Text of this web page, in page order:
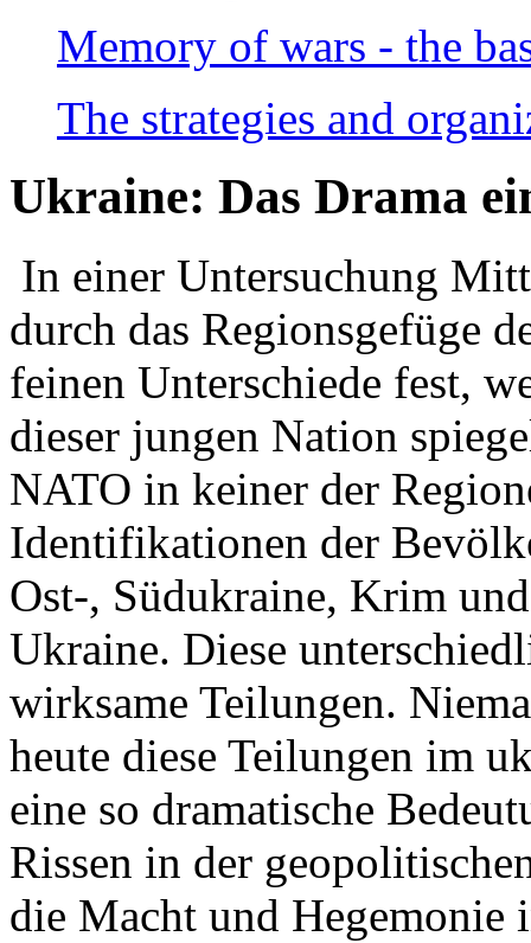
Memory of wars - the
The strategies and
Ukraine: Das Drama
In einer Untersuchung
durch das Regionsgefüge
feinen Unterschiede fest,
dieser jungen Nation
NATO in keiner der
Identifikationen der
Ost-, Südukraine, Krim
Ukraine. Diese
wirksame Teilungen.
heute diese Teilungen im
eine so dramatische
Rissen in der
die Macht und Hegemonie